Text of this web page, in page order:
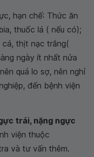
hạn chế: Thức ăn
thuốc lá ( nếu có);
cá, thịt nạc trắng(
ngày ít nhất nửa
quá lo sợ, nên nghỉ
đến bệnh viện
trái, nặng ngực
viện thuộc
và tư vấn thêm.